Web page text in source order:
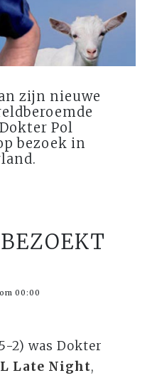
zijn nieuwe
Pol
bezoek in
00:00
2) was Dokter
Late Night,